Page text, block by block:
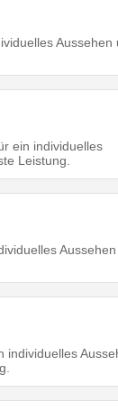
Aussehen
ein individuelles
Leistung.
individuelles